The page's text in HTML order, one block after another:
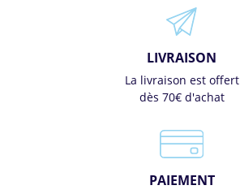
LIVRAISON
La livraison est offert
dès 70€ d'achat
PAIEMENT